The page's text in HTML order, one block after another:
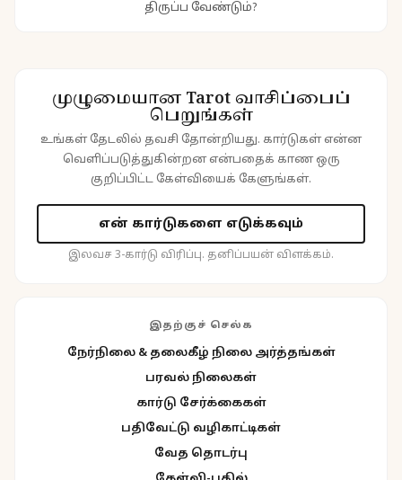
திருப்ப வேண்டும்?
முழுமையான Tarot வாசிப்பைப்
பெறுங்கள்
உங்கள் தேடலில் தவசி தோன்றியது. கார்டுகள் என்ன
வெளிப்படுத்துகின்றன என்பதைக் காண ஒரு
குறிப்பிட்ட கேள்வியைக் கேளுங்கள்.
என் கார்டுகளை எடுக்கவும்
இலவச 3-கார்டு விரிப்பு. தனிப்பயன் விளக்கம்.
இதற்குச் செல்க
நேர்நிலை & தலைகீழ் நிலை அர்த்தங்கள்
பரவல் நிலைகள்
கார்டு சேர்க்கைகள்
பதிவேட்டு வழிகாட்டிகள்
வேத தொடர்பு